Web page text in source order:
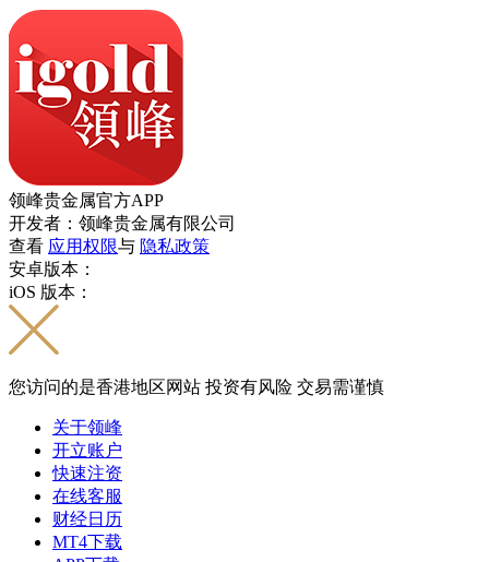
领峰贵金属官方APP
开发者：领峰贵金属有限公司
查看 应用权限与 隐私政策
安卓版本：
iOS 版本：
您访问的是香港地区网站 投资有风险 交易需谨慎
关于领峰
开立账户
快速注资
在线客服
财经日历
MT4下载